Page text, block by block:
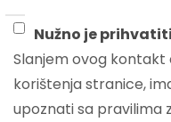
Consent(Obavezno)
Nužno je
Slanjem ovog
korištenja stranice,
upoznati sa pravilima